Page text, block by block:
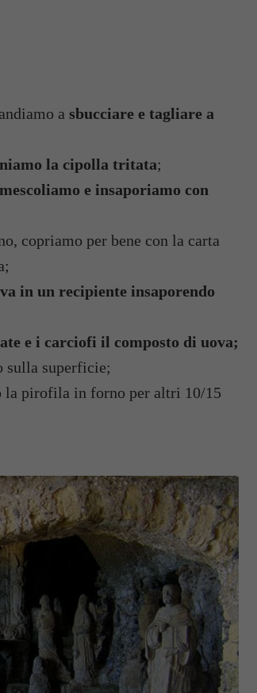
andiamo a sbucciare e tagliare a
la cipolla tritata;
e insaporiamo con
copriamo per bene con la carta
in un recipiente insaporendo
e i carciofi il composto di uova;
sulla superficie;
la pirofila in forno per altri 10/15